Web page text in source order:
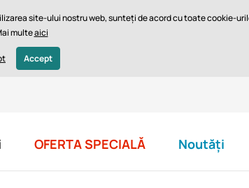
Retur în 14
- RO
OFERTA SPECIALĂ Noutăți
site-ului nostru web, sunteți de acord cu toate cookie-
multeaici
Accept